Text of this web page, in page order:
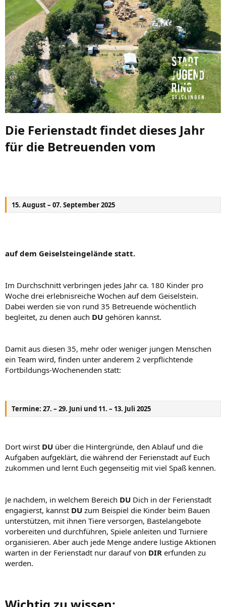
Die Ferienstadt findet dieses Jahr
für die Betreuenden vom
15. August – 07. September 2025
auf dem Geiselsteingelände statt.
Im Durchschnitt verbringen jedes Jahr ca. 180 Kinder pro
Woche drei erlebnisreiche Wochen auf dem Geiselstein.
Dabei werden sie von rund 35 Betreuende wöchentlich
begleitet, zu denen auch DU gehören kannst.
Damit aus diesen 35, mehr oder weniger jungen Menschen
ein Team wird, finden unter anderem 2 verpflichtende
Fortbildungs-Wochenenden statt:
Termine: 27. – 29. Juni und 11. – 13. Juli 2025
Dort wirst DU über die Hintergründe, den Ablauf und die
Aufgaben aufgeklärt, die während der Ferienstadt auf Euch
zukommen und lernt Euch gegenseitig mit viel Spaß kennen.
Je nachdem, in welchem Bereich DU Dich in der Ferienstadt
engagierst, kannst DU zum Beispiel die Kinder beim Bauen
unterstützen, mit ihnen Tiere versorgen, Bastelangebote
vorbereiten und durchführen, Spiele anleiten und Turniere
organisieren. Aber auch jede Menge andere lustige Aktionen
warten in der Ferienstadt nur darauf von DIR erfunden zu
werden.